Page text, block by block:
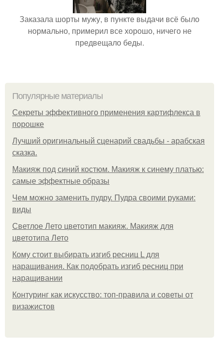
Заказала шорты мужу, в пункте выдачи всё было
нормально, примерил все хорошо, ничего не
предвещало беды.
Популярные материалы
Секреты эффективного применения картифлекса в
порошке
Лучший оригинальный сценарий свадьбы - арабская
сказка.
Макияж под синий костюм. Макияж к синему платью:
самые эффектные образы
Чем можно заменить пудру. Пудра своими руками:
виды
Светлое Лето цветотип макияж. Макияж для
цветотипа Лето
Кому стоит выбирать изгиб ресниц L для
наращивания. Как подобрать изгиб ресниц при
наращивании
Контуринг как искусство: топ-правила и советы от
визажистов